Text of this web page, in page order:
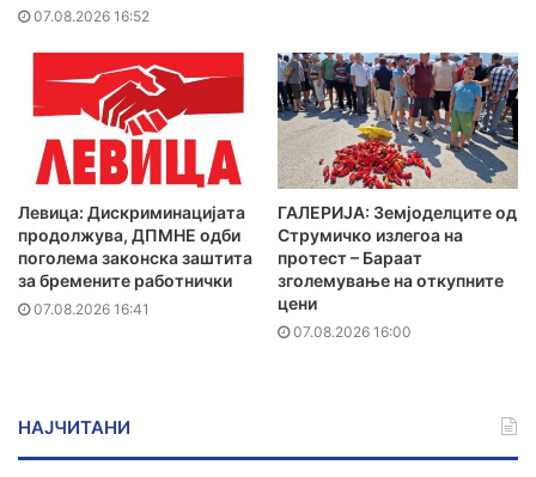
07.08.2026 16:52
Левица: Дискриминацијата
продолжува, ДПМНЕ одби
поголема законска заштита
за бремените работнички
07.08.2026 16:41
ГАЛЕРИЈА: Земјоделците од
Струмичко излегоа на
протест – Бараат
зголемување на откупните
цени
07.08.2026 16:00
НАЈЧИТАНИ